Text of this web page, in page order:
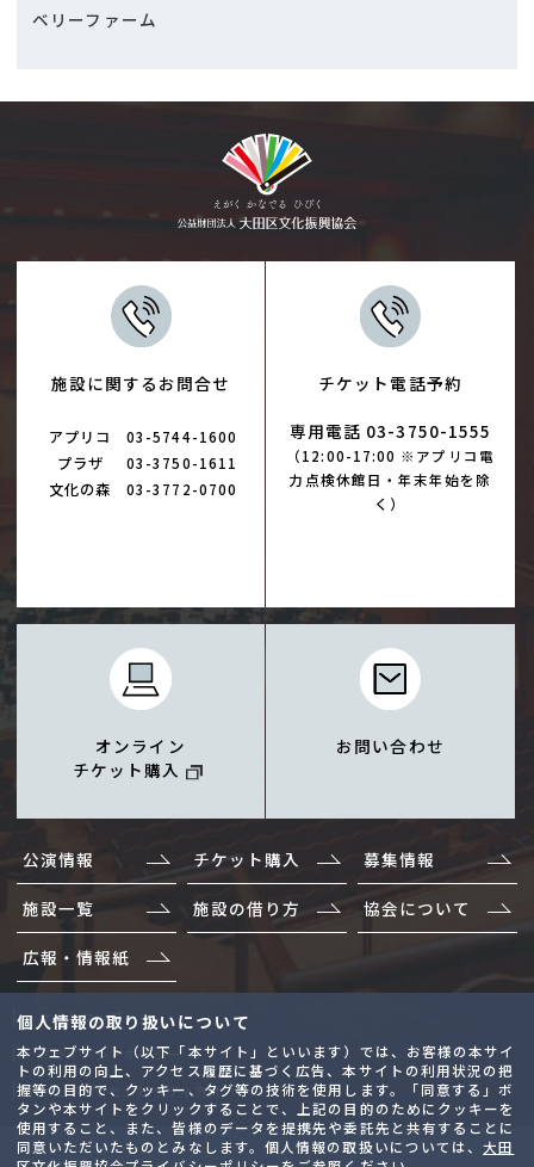
個人情報の取り扱いについて
本ウェブサイト（以下「本サイト」といいます）では、お客様の本サイ
トの利用の向上、アクセス履歴に基づく広告、本サイトの利用状況の把
握等の目的で、クッキー、タグ等の技術を使用します。「同意する」ボ
タンや本サイトをクリックすることで、上記の目的のためにクッキーを
使用すること、また、皆様のデータを提携先や委託先と共有することに
同意いただいたものとみなします。個人情報の取扱いについては、大田
ベリーファーム
施設に関するお問合せ
アプリコ 03-5744-1600
プラザ 03-3750-1611
文化の森 03-3772-0700
チケット電話予約
専用電話 03-3750-1555
（12:00-17:00 ※アプリコ電
力点検休館日・年末年始を除
く）
オンライン
チケット購入
お問い合わせ
公演情報 チケット購入 募集情報
施設一覧 施設の借り方 協会について
広報・情報紙
サイトマップ
プライバシーポリシー
ウェブアクセシビリティ方針